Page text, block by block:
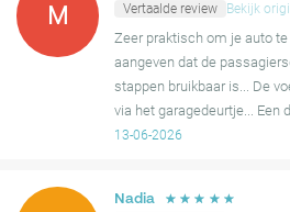
M
Vertaalde review
Bekijk
Zeer praktisch om je auto
aangeven dat de
stappen bruikbaar is... De
via het garagedeurtje... Een
bevestigingsmail staat
13-06-2026
Nadia ☆ ☆ ☆ ☆ ☆